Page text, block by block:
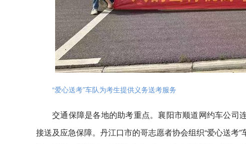
“爱心送考”车队为考生提供义务送考服务
交通保障是各地的助考重点。襄阳市顺道网约车公司
接送及应急保障。丹江口市的哥志愿者协会组织“爱心送